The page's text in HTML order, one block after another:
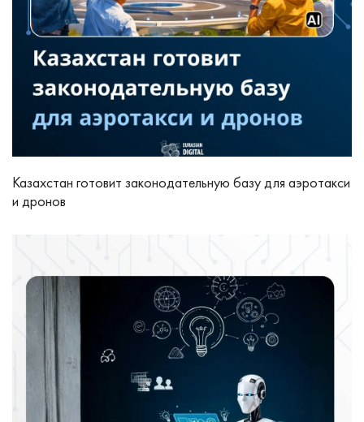
Казахстан готовит законодательную базу для аэротакси
и дронов